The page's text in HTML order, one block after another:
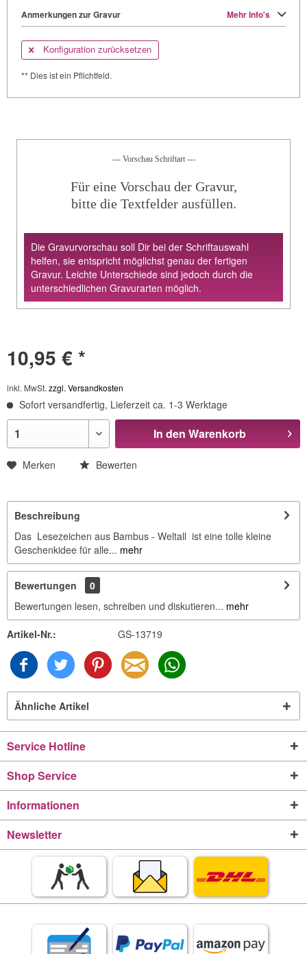
Anmerkungen zur Gravur Mehr Info's
Konfiguration zurücksetzen
** Dies ist ein Pflichtfeld.
--- Vorschau Schriftart ---
Für eine Vorschau der Gravur,
bitte die Textfelder ausfüllen.
Die Gravurvorschau soll Dir bei der Schriftauswahl
helfen, sie entspricht möglichst genau der fertigen
Gravur. Leichte Unterschiede sind jedoch durch die
unterschiedlichen Gravurarten möglich.
10,95 € *
inkl. MwSt.zzgl. Versandkosten
Sofort versandfertig, Lieferzeit ca. 1-3 Werktage
In den Warenkorb
Merken Bewerten
Beschreibung
Das Lesezeichen aus Bambus - Weltall ist eine tolle kleine
Geschenkidee für alle... mehr
Bewertungen
0
Bewertungen lesen, schreiben und diskutieren... mehr
Artikel-Nr.: GS-13719
Ähnliche Artikel
Service Hotline
Shop Service
Informationen
Newsletter